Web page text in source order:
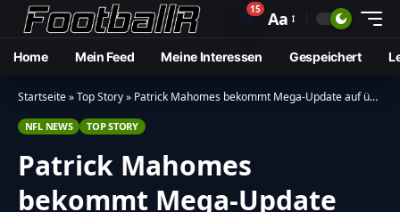
🔔15 Aa
Home Mein Feed Meine Interessen Gespeichert
Startseite»Top Story» Patrick Mahomes bekommt Mega-Update auf über 500 Millionen Dollar
NFL NEWS TOP STORY
Patrick Mahomes
bekommt Mega-Update